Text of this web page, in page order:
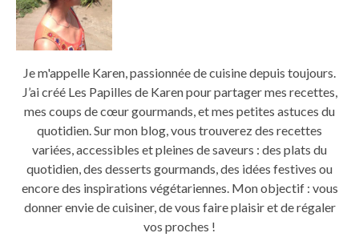
Je m'appelle Karen, passionnée de cuisine depuis toujours.
J’ai créé Les Papilles de Karen pour partager mes recettes,
mes coups de cœur gourmands, et mes petites astuces du
quotidien. Sur mon blog, vous trouverez des recettes
variées, accessibles et pleines de saveurs : des plats du
quotidien, des desserts gourmands, des idées festives ou
encore des inspirations végétariennes. Mon objectif : vous
donner envie de cuisiner, de vous faire plaisir et de régaler
vos proches !